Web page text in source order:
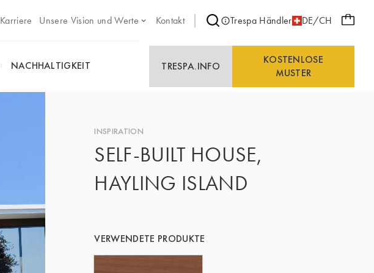
Karriere
Unsere Vision und Werte Kontakt Trespa Händler DE/CH
NACHHALTIGKEIT TRESPA.INFO
KOSTENLOSE
MUSTER
INSPIRATION
SELF-BUILT HOUSE,
HAYLING ISLAND
VERWENDETE PRODUKTE